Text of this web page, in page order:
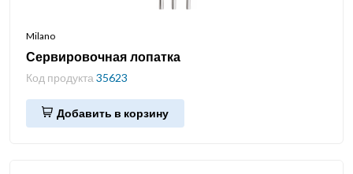
Milano
Сервировочная лопатка
Код продукта 35623
Добавить в корзину